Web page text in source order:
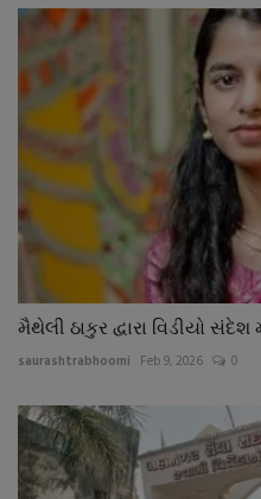
મૈથેલી ઠાકુર દ્વારા વિડીયો સંદેશ
saurashtrabhoomi Feb 9, 2026 0